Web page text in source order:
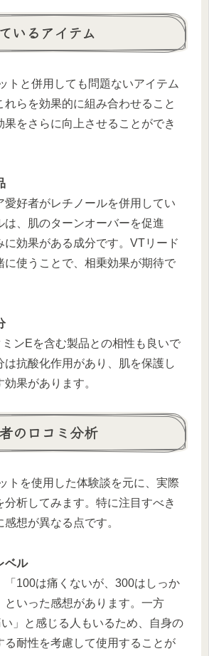
いるアイテム
トと併用しても問題ないアイテム
れらを効果的に組み合わせること
果をさらに向上させることができ
愛好者がレチノールを併用してい
は、肌のターンオーバーを促進
に効果がある成分です。VTリード
に使うことで、相乗効果が期待で
ンEを含む製品との相性も良いで
は抗酸化作用があり、肌を保護し
果があります。
の口コミ分析
トを使用した体験談を元に、実際
分析してみます。特に注目すべき
想が異なる点です。
ベル
「100は痛くないが、300はしっか
といった感想があります。一方
」と感じる人もいるため、自身の
る耐性を考慮して使用することが